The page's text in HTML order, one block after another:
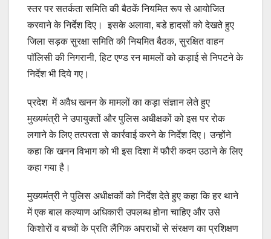
स्तर पर सतर्कता समिति की बैठकें नियमित रूप से आयोजित
करवाने के निर्देश दिए। इसके अलावा, बडे हादसों को देखते हुए
जिला सड़क सुरक्षा समिति की नियमित बैठक, सुरक्षित वाहन
पाॅलिसी की निगरानी, हिट एण्ड रन मामलों को कड़ाई से निपटने के
निर्देश भी दिये गए।
प्रदेश में अवैध खनन के मामलों का कड़ा संज्ञान लेते हुए
मुख्यमंत्री ने उपायुक्तों और पुलिस अधीक्षकों को इस पर रोक
लगाने के लिए तत्परता से कार्रवाई करने के निर्देश दिए। उन्होंने
कहा कि खनन विभाग को भी इस दिशा में फौरी कदम उठाने के लिए
कहा गया है।
मुख्यमंत्री ने पुलिस अधीक्षकों को निर्देश देते हुए कहा कि हर थाने
में एक बाल कल्याण अधिकारी उपलब्ध होना चाहिए और उसे
किशोरों व बच्चों के प्रति लैंगिक अपराधों से संरक्षण का प्रशिक्षण